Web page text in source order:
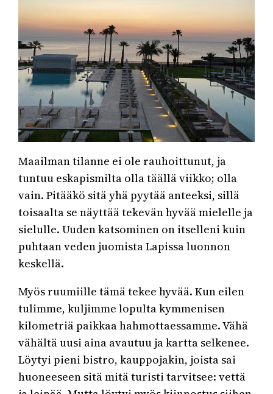
Maailman tilanne ei ole rauhoittunut, ja
tuntuu eskapismilta olla täällä viikko; olla
vain. Pitääkö sitä yhä pyytää anteeksi, sillä
toisaalta se näyttää tekevän hyvää mielelle ja
sielulle. Uuden katsominen on itselleni kuin
puhtaan veden juomista Lapissa luonnon
keskellä.
Myös ruumiille tämä tekee hyvää. Kun eilen
tulimme, kuljimme lopulta kymmenisen
kilometriä paikkaa hahmottaessamme. Vähä
vähältä uusi aina avautuu ja kartta selkenee.
Löytyi pieni bistro, kauppojakin, joista sai
huoneeseen sitä mitä turisti tarvitsee: vettä